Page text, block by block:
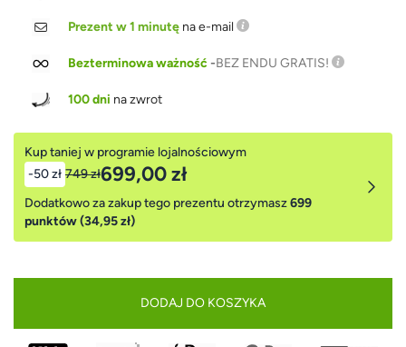
Prezent w 1 minutę na e-mail
Bezterminowa ważność-BEZ ENDU GRATIS!
100 dni na zwrot
Kup taniej w programie lojalnościowym
-50 zł 749 zł699,00 zł
Dodatkowo za zakup tego prezentu otrzymasz699
punktów (34,95 zł)
DODAJ DO KOSZYKA